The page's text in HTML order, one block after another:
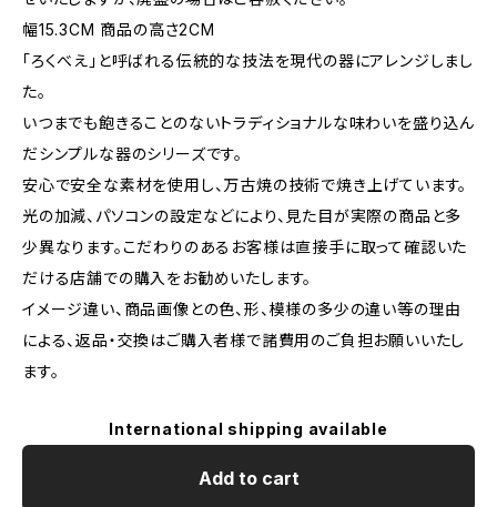
幅15.3CM 商品の高さ2CM
「ろくべえ」と呼ばれる伝統的な技法を現代の器にアレンジしまし
た。
いつまでも飽きることのないトラディショナルな味わいを盛り込ん
だシンプルな器のシリーズです。
安心で安全な素材を使用し、万古焼の技術で焼き上げています。
光の加減、パソコンの設定などにより、見た目が実際の商品と多
少異なります。こだわりのあるお客様は直接手に取って確認いた
だける店舗での購入をお勧めいたします。
イメージ違い、商品画像との色、形、模様の多少の違い等の理由
による、返品・交換はご購入者様で諸費用のご負担お願いいたし
ます。
International shipping available
Add to cart